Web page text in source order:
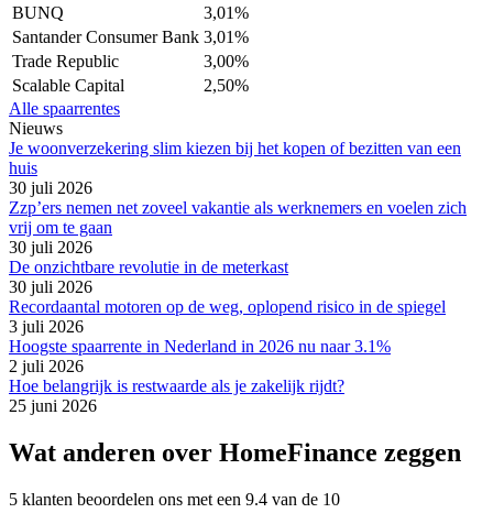
BUNQ
3,01%
Santander Consumer Bank 3,01%
Trade Republic
3,00%
Scalable Capital
2,50%
Alle spaarrentes
Nieuws
Je woonverzekering slim kiezen bij het kopen of bezitten van een
huis
30 juli 2026
Zzp’ers nemen net zoveel vakantie als werknemers en voelen zich
vrij om te gaan
30 juli 2026
De onzichtbare revolutie in de meterkast
30 juli 2026
Recordaantal motoren op de weg, oplopend risico in de spiegel
3 juli 2026
Hoogste spaarrente in Nederland in 2026 nu naar 3.1%
2 juli 2026
Hoe belangrijk is restwaarde als je zakelijk rijdt?
25 juni 2026
Wat anderen over HomeFinance zeggen
5 klanten beoordelen ons met een 9.4 van de 10